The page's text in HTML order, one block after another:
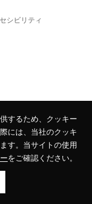
シビリティ
するため、クッキー
には、当社のクッキ
す。当サイトの使用
をご確認ください。